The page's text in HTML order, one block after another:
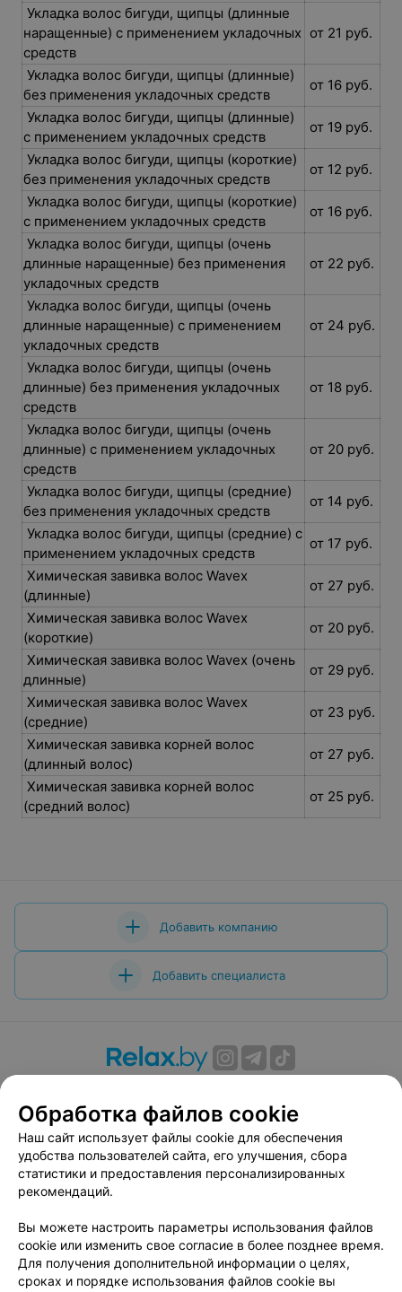
Укладка волос бигуди, щипцы (длинные
наращенные) с применением укладочных
средств
от 21 руб.
Укладка волос бигуди, щипцы (длинные)
без применения укладочных средств
от 16 руб.
Укладка волос бигуди, щипцы (длинные)
с применением укладочных средств
от 19 руб.
Укладка волос бигуди, щипцы (короткие)
без применения укладочных средств
от 12 руб.
Укладка волос бигуди, щипцы (короткие)
с применением укладочных средств
от 16 руб.
Укладка волос бигуди, щипцы (очень
длинные наращенные) без применения
укладочных средств
от 22 руб.
Укладка волос бигуди, щипцы (очень
длинные наращенные) с применением
укладочных средств
от 24 руб.
Укладка волос бигуди, щипцы (очень
длинные) без применения укладочных
средств
от 18 руб.
Укладка волос бигуди, щипцы (очень
длинные) с применением укладочных
средств
от 20 руб.
Укладка волос бигуди, щипцы (средние)
без применения укладочных средств
от 14 руб.
Укладка волос бигуди, щипцы (средние) с
применением укладочных средств
от 17 руб.
Химическая завивка волос Wavex
(длинные)
от 27 руб.
Химическая завивка волос Wavex
(короткие)
от 20 руб.
Химическая завивка волос Wavex (очень
длинные)
от 29 руб.
Химическая завивка волос Wavex
(средние)
от 23 руб.
Химическая завивка корней волос
(длинный волос)
от 27 руб.
Химическая завивка корней волос
(средний волос)
от 25 руб.
Добавить компанию
Добавить специалиста
Вакансии
Публичный договор
Способы оплаты
Публичный договор по использованию сервиса
«Афиша»
Пользовательское соглашение
Связаться по вопросам сотрудничества
Написать руководителю relax.by
Персональные настройки cookie
Обработка файлов cookie
Наш сайт использует файлы cookie для обеспечения
удобства пользователей сайта, его улучшения, сбора
статистики и предоставления персонализированных
рекомендаций.
Вы можете настроить параметры использования файлов
cookie или изменить свое согласие в более позднее время.
Для получения дополнительной информации о целях,
сроках и порядке использования файлов cookie вы